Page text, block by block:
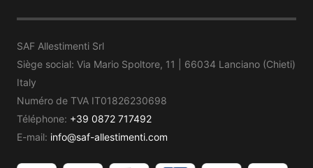
SAF Allestimenti Srl
Siège social: Via Mario Spoltore, 11 | 66034 Lanciano (Chieti)
Italy
Numéro de TVA IT01826230698
Téléphone: +39 0872 717492
E-mail: info@saf-allestimenti.com